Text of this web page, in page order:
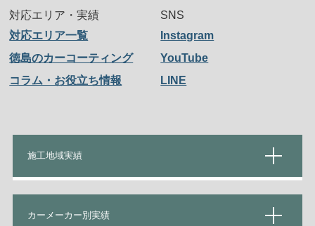
対応エリア・実績
対応エリア一覧
徳島のカーコーティング
コラム・お役立ち情報
SNS
Instagram
YouTube
LINE
施工地域実績
カーメーカー別実績